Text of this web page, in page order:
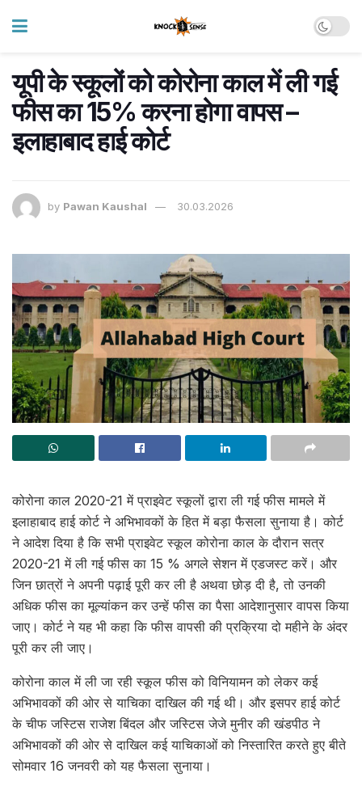
यूपी के स्कूलों को कोरोना काल में ली गई
फीस का 15% करना होगा वापस –
इलाहाबाद हाई कोर्ट
by Pawan Kaushal 30.03.2026
कोरोना काल 2020-21 में प्राइवेट स्कूलों द्वारा ली गई फीस मामले में
इलाहाबाद हाई कोर्ट ने अभिभावकों के हित में बड़ा फैसला सुनाया है। कोर्ट
ने आदेश दिया है कि सभी प्राइवेट स्कूल कोरोना काल के दौरान सत्र
2020-21 में ली गई फीस का 15 % अगले सेशन में एडजस्ट करें। और
जिन छात्रों ने अपनी पढ़ाई पूरी कर ली है अथवा छोड़ दी है, तो उनकी
अधिक फीस का मूल्यांकन कर उन्हें फीस का पैसा आदेशानुसार वापस किया
जाए। कोर्ट ने यह भी कहा कि फीस वापसी की प्रक्रिया दो महीने के अंदर
पूरी कर ली जाए।
कोरोना काल में ली जा रही स्कूल फीस को विनियामन को लेकर कई
अभिभावकों की ओर से याचिका दाखिल की गई थी। और इसपर हाई कोर्ट
के चीफ जस्टिस राजेश बिंदल और जस्टिस जेजे मुनीर की खंडपीठ ने
अभिभावकों की ओर से दाखिल कई याचिकाओं को निस्तारित करते हुए बीते
सोमवार 16 जनवरी को यह फैसला सुनाया।